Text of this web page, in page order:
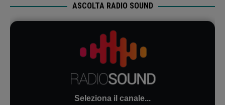
ASCOLTA RADIO SOUND
Seleziona il canale...